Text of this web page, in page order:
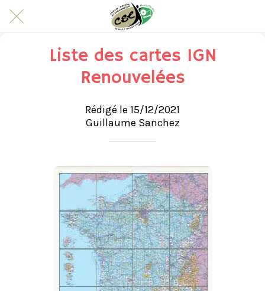
Liste des cartes IGN
Renouvelées
Rédigé le 15/12/2021
Guillaume Sanchez